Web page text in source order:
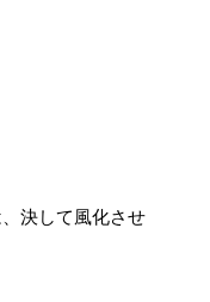
決して風化させ